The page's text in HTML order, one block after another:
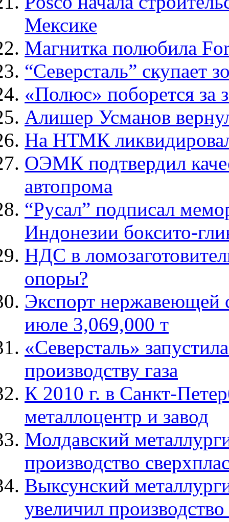
Мексике
Магнитка полюбила
“Северcталь” скупает
«Полюс» поборется за
Алишер Усманов
На НТМК
ОЭМК подтвердил
автопрома
“Русал” подписал
Индонезии боксито-
НДС в
опоры?
Экспорт нержавеющей
июле 3,069,000 т
«Северсталь»
производству газа
К 2010 г. в Санкт-
металлоцентр и завод
Молдавский
производство
Выксунский
увеличил